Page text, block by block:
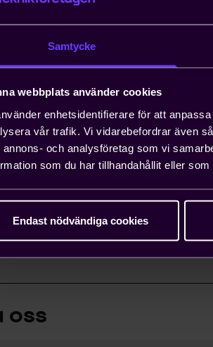
Samtycke
webbplats använder cookies
enhetsidentifierare för att
vår trafik. Vi vidarebefordrar även
annons- och analysföretag som vi
som du har tillhandahållit eller
Endast nödvändiga cookies
med snabb
är ett växande problem
icke-EU-medborgare kan ta upp till
på tio dagar.
med att driva viktiga
påverkans- och opinionsarbete i
medlemmars intressen. Genom
beslut som du som enskilt företag i
av.
oss